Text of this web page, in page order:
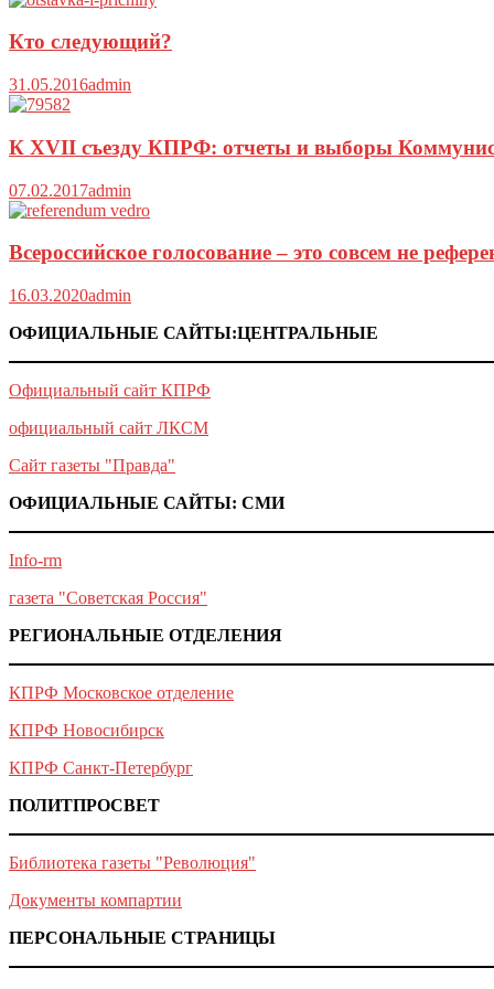
Кто следующий?
31.05.2016admin
К XVII съезду КПРФ: отчеты и выборы
07.02.2017admin
Всероссийское голосование – это совсем не
16.03.2020admin
ОФИЦИАЛЬНЫЕ САЙТЫ:ЦЕНТРАЛЬНЫЕ
Официальный сайт КПРФ
официальный сайт ЛКСМ
Сайт газеты "Правда"
ОФИЦИАЛЬНЫЕ САЙТЫ: СМИ
Info-rm
газета "Советская Россия"
РЕГИОНАЛЬНЫЕ ОТДЕЛЕНИЯ
КПРФ Московское отделение
КПРФ Новосибирск
КПРФ Санкт-Петербург
ПОЛИТПРОСВЕТ
Библиотека газеты "Революция"
Документы компартии
ПЕРСОНАЛЬНЫЕ СТРАНИЦЫ